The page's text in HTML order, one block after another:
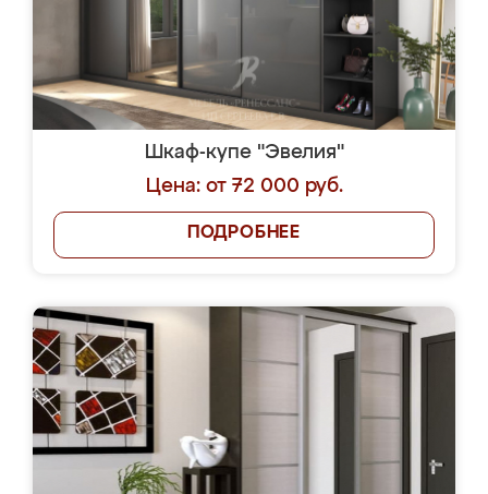
Шкаф-купе "Эвелия"
Цена: от 72 000 руб.
ПОДРОБНЕЕ